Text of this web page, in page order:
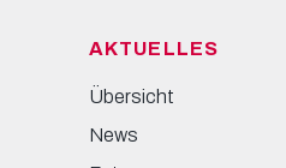
AKTUELLES
Übersicht
News